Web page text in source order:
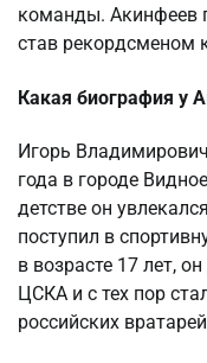
команды. Акинфеев
став рекордсменом
Какая биография у
Игорь
года в городе
детстве он
поступил в
в возрасте 17 лет,
ЦСКА и с тех пор
российских